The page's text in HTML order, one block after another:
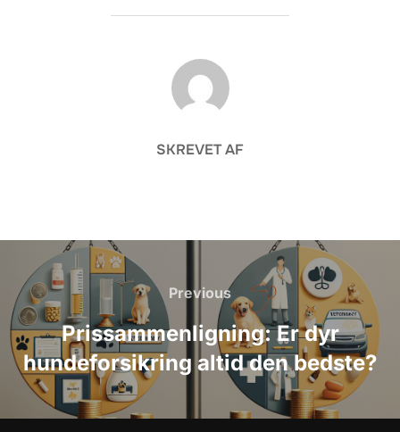
FORFATTER
SKREVET AF
Indlægsnavigation
Previous
Previous
Prissammenligning: Er dyr
hundeforsikring altid den bedste?